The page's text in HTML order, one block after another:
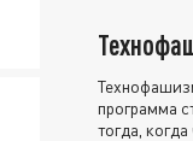
программа
тогда,